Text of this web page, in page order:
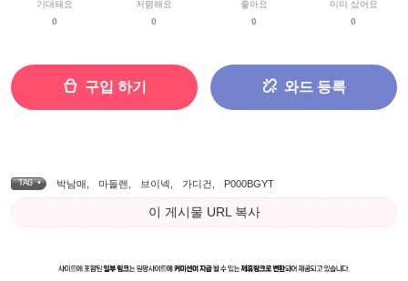
기대돼요
0
저렴해요
0
좋아요
0
이미 샀어요
0
구입 하기 와드 등록
TAG • 박남매 마들렌 브이넥 가디건 P000BGYT
이 게시물 URL 복사